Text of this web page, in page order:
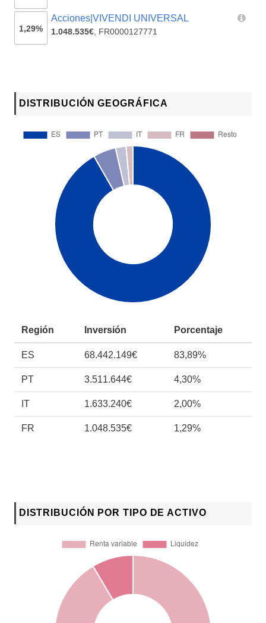
1,29%
Acciones|VIVENDI UNIVERSAL
1.048.535€, FR0000127771
DISTRIBUCIÓN GEOGRÁFICA
Región Inversión Porcentaje
ES 68.442.149€ 83,89%
PT 3.511.644€ 4,30%
IT 1.633.240€ 2,00%
FR 1.048.535€ 1,29%
DISTRIBUCIÓN POR TIPO DE ACTIVO